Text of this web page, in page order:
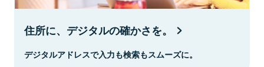
住所に、デジタルの確かさを。
デジタルアドレスで入力も検索もスムーズに。